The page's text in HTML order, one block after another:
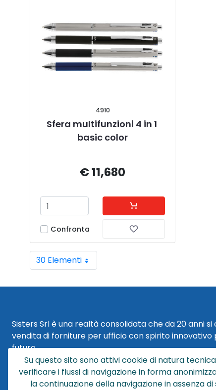
4910
Sfera multifunzioni 4 in 1
basic color
€ 11,680
Confronta
30 ElementiPer pagina
Sisters Srl è una realtà consolidata che da 20 anni
vendita di forniture per ufficio con spirito
futuro.
Sisters Srl | Sede Legale
Via Cesare Battisti 29
Su questo sito sono attivi cookie di natura
verificare i flussi di navigazione in forma
la continuazione della navigazione in assenza